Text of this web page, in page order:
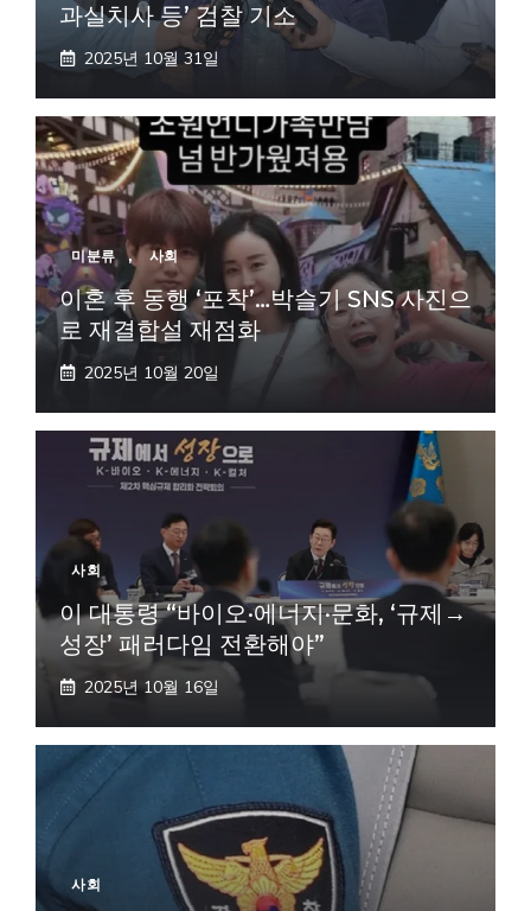
과실치사 등’ 검찰 기소
2025년 10월 31일
미분류 , 사회
이혼 후 동행 ‘포착’…박슬기 SNS 사진으
로 재결합설 재점화
2025년 10월 20일
사회
이 대통령 “바이오·에너지·문화, ‘규제→
성장’ 패러다임 전환해야”
2025년 10월 16일
사회